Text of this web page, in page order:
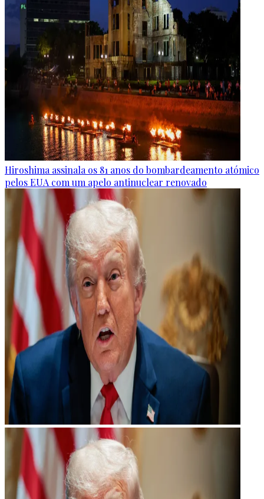
Hiroshima assinala os 81 anos do bombardeamento atómico
pelos EUA com um apelo antinuclear renovado